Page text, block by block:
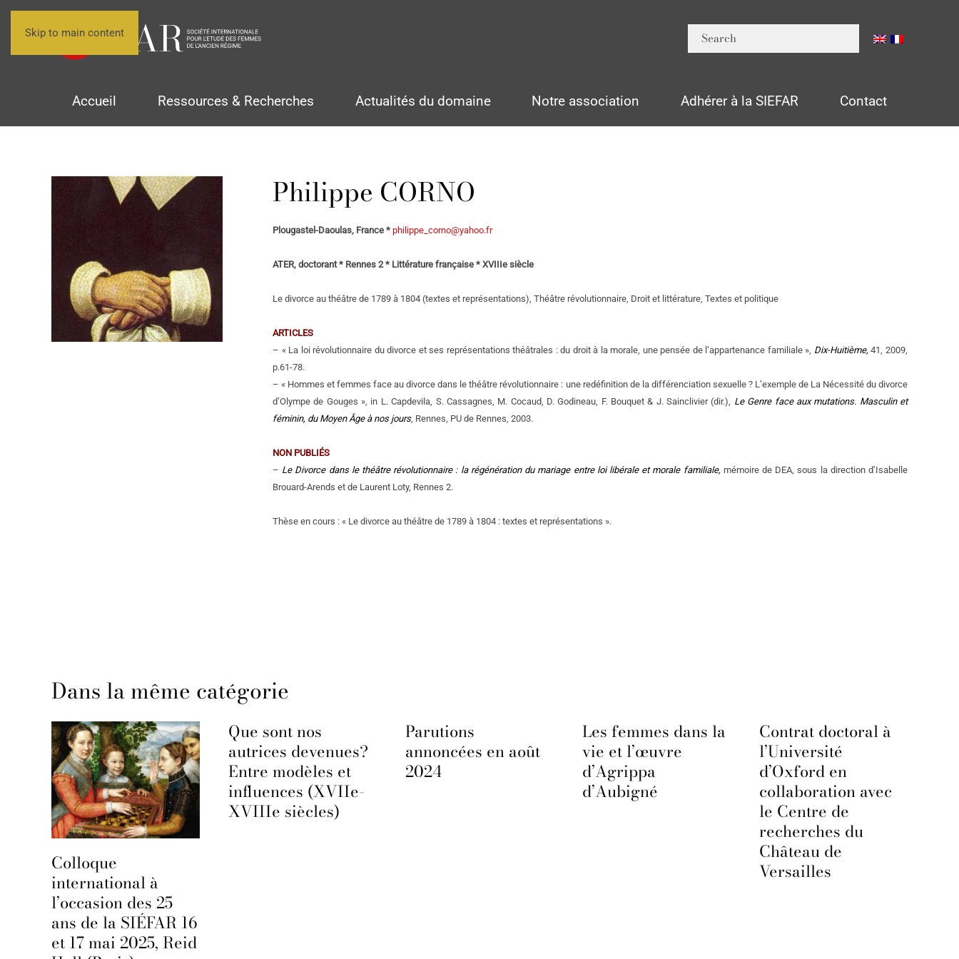
Skip to main content
Accueil Ressources & Recherches Actualités du domaine Notre association Adhérer à la SIEFAR Contact
Philippe CORNO
Plougastel-Daoulas, France * philippe_corno@yahoo.fr
ATER, doctorant * Rennes 2 * Littérature française * XVIIIe siècle
Le divorce au théâtre de 1789 à 1804 (textes et représentations), Théâtre révolutionnaire, Droit et littérature, Textes et politique
ARTICLES
– « La loi révolutionnaire du divorce et ses représentations théâtrales : du droit à la morale, une pensée de l’appartenance familiale », Dix-Huitième,41, 2009,
p.61-78.
– « Hommes et femmes face au divorce dans le théâtre révolutionnaire : une redéfinition de la différenciation sexuelle ? L’exemple de La Nécessité du divorce
d’Olympe de Gouges », in L. Capdevila, S. Cassagnes, M. Cocaud, D. Godineau, F. Bouquet & J. Sainclivier (dir.), Le Genre face aux mutations. Masculin et
féminin, du Moyen Âge à nos jours, Rennes, PU de Rennes, 2003.
NON PUBLIÉS
– Le Divorce dans le théâtre révolutionnaire : la régénération du mariage entre loi libérale et morale familiale,mémoire de DEA, sous la direction d’Isabelle
Brouard-Arends et de Laurent Loty, Rennes 2.
Thèse en cours : « Le divorce au théâtre de 1789 à 1804 : textes et représentations ».
Dans la même catégorie
Colloque
international à
l’occasion des 25
ans de la SIÉFAR 16
et 17 mai 2025, Reid
Que sont nos
autrices devenues?
Entre modèles et
influences (XVIIe-
XVIIIe siècles)
Parutions
annoncées en août
2024
Les femmes dans la
vie et l’œuvre
d’Agrippa
d’Aubigné
Contrat doctoral à
l’Université
d’Oxford en
collaboration avec
le Centre de
recherches du
Château de
Versailles